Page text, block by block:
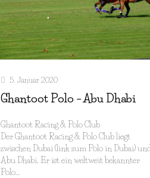
5. Januar 2020
Ghantoot Polo – Abu Dhabi
Ghantoot Racing & Polo Club
Der Ghantoot Racing & Polo Club liegt
zwischen Dubai (link zum Polo in Dubai)
Abu Dhabi. Er ist ein weltweit bekannter
Polo…